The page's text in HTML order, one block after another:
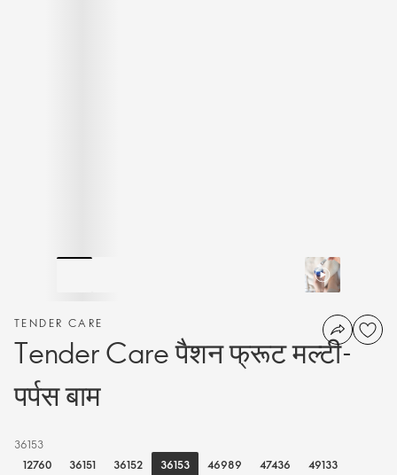
TENDER CARE
Tender Care पैशन फ्रूट मल्टी-
पर्पस बाम
36153
12760
36151 36152 36153 46989 47436
49133